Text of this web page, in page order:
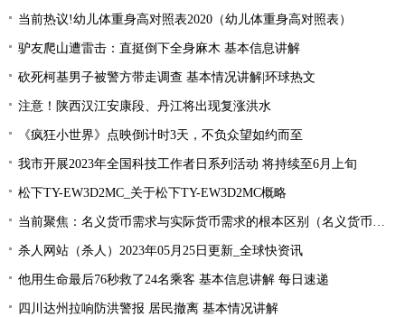
当前热议!幼儿体重身高对照表2020（幼儿体重身高对照表）
驴友爬山遭雷击：直挺倒下全身麻木 基本信息讲解
砍死柯基男子被警方带走调查 基本情况讲解|环球热文
注意！陕西汉江安康段、丹江将出现复涨洪水
《疯狂小世界》点映倒计时3天，不负众望如约而至
我市开展2023年全国科技工作者日系列活动 将持续至6月上旬
松下TY-EW3D2MC_关于松下TY-EW3D2MC概略
当前聚焦：名义货币需求与实际货币需求的根本区别（名义货币需求与实际货币需求）
杀人网站（杀人）2023年05月25日更新_全球快资讯
他用生命最后76秒救了24名乘客 基本信息讲解 每日速递
四川达州拉响防洪警报 居民撤离 基本情况讲解